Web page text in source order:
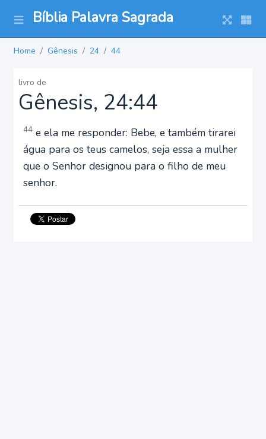
Bíblia Palavra Sagrada
Home Gênesis 24 44
livro de
Gênesis, 24:44
44 e ela me responder: Bebe, e também tirarei
água para os teus camelos, seja essa a mulher
que o Senhor designou para o filho de meu
senhor.